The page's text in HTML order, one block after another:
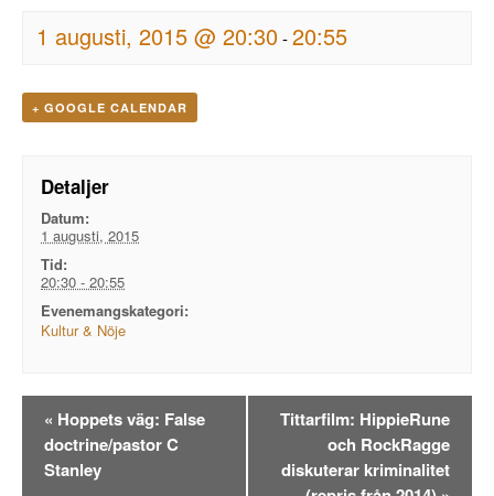
1 augusti, 2015 @ 20:30-20:55
+ GOOGLE CALENDAR
Detaljer
Datum:
1 augusti, 2015
Tid:
20:30 - 20:55
Evenemangskategori:
Kultur & Nöje
Evenemangsnavigation
« Hoppets väg: False
doctrine/pastor C
Stanley
Tittarfilm: HippieRune
och RockRagge
diskuterar kriminalitet